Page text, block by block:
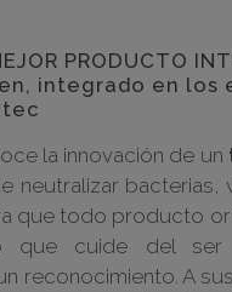
PRODUCTO
integrado en los
la innovación de un
neutralizar bacterias,
que todo producto
que cuide del ser
reconocimiento. A sus